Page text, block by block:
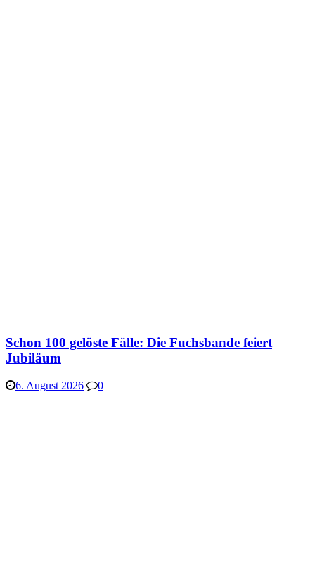
Schon 100 gelöste Fälle: Die Fuchsbande feiert
Jubiläum
6. August 2026 0